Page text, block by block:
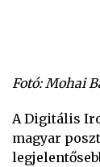
Fotó: Mohai
A Digitális
magyar